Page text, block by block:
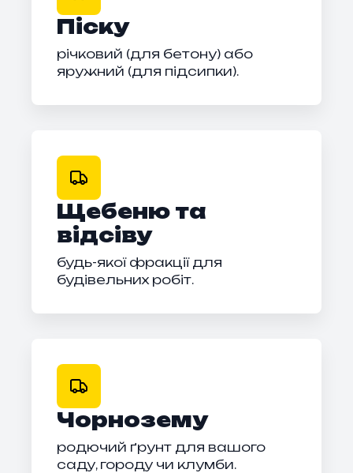
Піску
річковий (для бетону) або
яружний (для підсипки).
Щебеню та
відсіву
будь-якої фракції для
будівельних робіт.
Чорнозему
родючий ґрунт для вашого
саду, городу чи клумби.